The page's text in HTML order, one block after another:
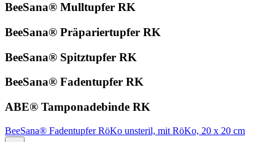
BeeSana® Mulltupfer RK
BeeSana® Präpariertupfer RK
BeeSana® Spitztupfer RK
BeeSana® Fadentupfer RK
ABE® Tamponadebinde RK
BeeSana® Fadentupfer RöKo unsteril, mit RöKo, 20 x 20 cm